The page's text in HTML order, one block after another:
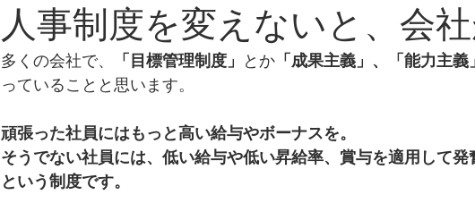
人事制度を変えないと、会
多くの会社で、 「目標管理制度」 とか 「成果主義」、「能力主義」
っていることと思います。
頑張った社員にはもっと高い給与やボーナスを。
そうでない社員には、低い給与や低い昇給率、賞与を適用して発
という制度です。